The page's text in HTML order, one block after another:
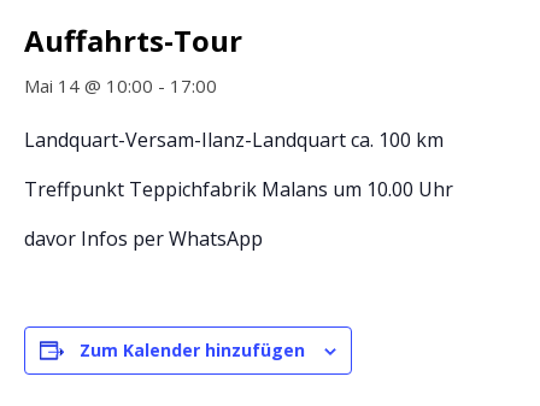
Auffahrts-Tour
Mai 14 @ 10:00 - 17:00
Landquart-Versam-Ilanz-Landquart ca. 100 km
Treffpunkt Teppichfabrik Malans um 10.00 Uhr
davor Infos per WhatsApp
Zum Kalender hinzufügen